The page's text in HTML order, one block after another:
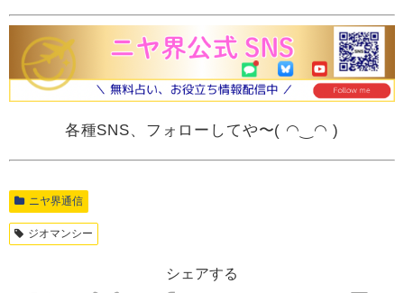
各種SNS、フォローしてや〜( ◠‿◠ )
ニヤ界通信
ジオマンシー
シェアする